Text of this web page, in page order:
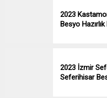
2023
Besyo
2023 İzmir
Seferihisar